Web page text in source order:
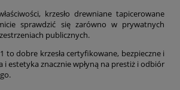
krzesło drewniane tapicerowane
sprawdzić się zarówno w prywatnych
publicznych.
to dobre krzesła certyfikowane, bezpieczne i
i estetyka znacznie wpłyną na prestiż i odbiór